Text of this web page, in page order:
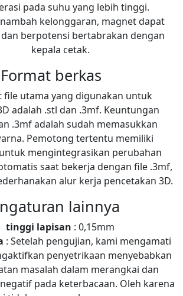
pada suhu yang lebih tinggi.
kelonggaran, magnet dapat
berpotensi bertabrakan dengan
kepala cetak.
Format berkas
file utama yang digunakan untuk
adalah .stl dan .3mf. Keuntungan
.3mf adalah sudah memasukkan
Pemotong tertentu memiliki
mengintegrasikan perubahan
saat bekerja dengan file .3mf,
alur kerja pencetakan 3D.
lainnya
tinggi lapisan : 0,15mm
: Setelah pengujian, kami mengamati
penyetrikaan menyebabkan
masalah dalam merangkai dan
pada keterbacaan. Oleh karena